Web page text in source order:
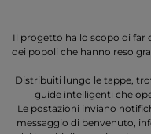
Il progetto ha lo scopo di far
dei popoli che hanno reso
Distribuiti lungo le tappe,
guide intelligenti che
Le postazioni inviano
messaggio di benvenuto,